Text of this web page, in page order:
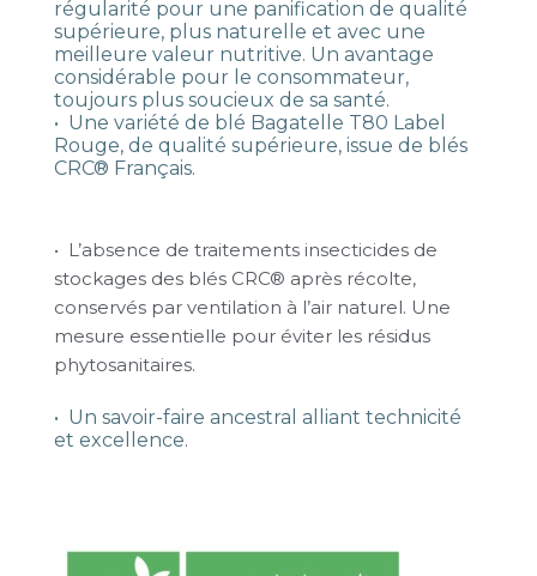
régularité pour une panification de qualité
supérieure, plus naturelle et avec une
meilleure valeur nutritive. Un avantage
considérable pour le consommateur,
toujours plus soucieux de sa santé.
• Une variété de blé Bagatelle T80 Label
Rouge, de qualité supérieure, issue de blés
CRC® Français.
• L’absence de traitements insecticides de
stockages des blés CRC® après récolte,
conservés par ventilation à l’air naturel. Une
mesure essentielle pour éviter les résidus
phytosanitaires.
• Un savoir-faire ancestral alliant technicité
et excellence.